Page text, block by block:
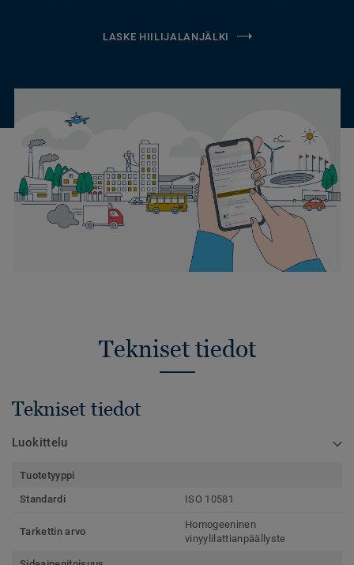
LASKE HIILIJALANJÄLKI
Tekniset tiedot
Tekniset tiedot
Luokittelu
Tuotetyyppi
Standardi
ISO 10581
Tarkettin arvo
Homogeeninen
vinyylilattianpäällyste